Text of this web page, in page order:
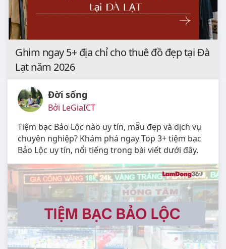
Ghim ngay 5+ địa chỉ cho thuê đồ đẹp tại Đà
Lạt năm 2026
Đời sống
Bởi LeGiaICT
Tiệm bạc Bảo Lộc nào uy tín, mẫu đẹp và dịch vụ
chuyên nghiệp? Khám phá ngay Top 3+ tiệm bạc
Bảo Lộc uy tín, nổi tiếng trong bài viết dưới đây.